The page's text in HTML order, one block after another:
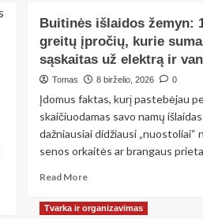
nuomojamas
valytuvas
vs.
vandens
sprendimai
—
ką
rinktis
Buitinės išlaidos žemyn:
greitų įpročių, kurie
sąskaitas už elektrą ir
Tomas 8 birželio, 2026 0
Įdomus faktas, kurį pastebėjau
skaičiuodamas savo namų
dažniausiai didžiausi „nuostoliai“
senos orkaitės ar brangaus
Read MoreRead
about
Tvarka ir organizavimas